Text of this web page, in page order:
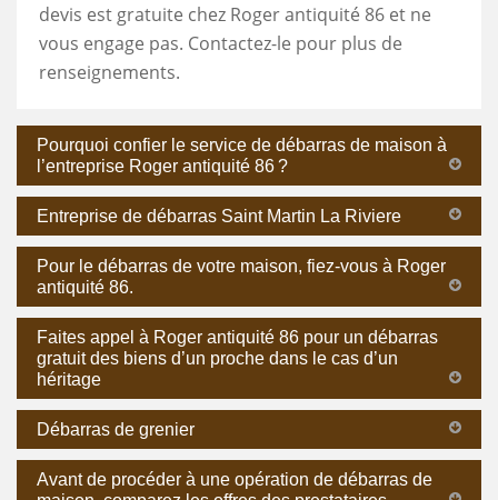
devis est gratuite chez Roger antiquité 86 et ne
vous engage pas. Contactez-le pour plus de
renseignements.
Pourquoi confier le service de débarras de maison à
l’entreprise Roger antiquité 86 ?
Entreprise de débarras Saint Martin La Riviere
Pour le débarras de votre maison, fiez-vous à Roger
antiquité 86.
Faites appel à Roger antiquité 86 pour un débarras
gratuit des biens d’un proche dans le cas d’un
héritage
Débarras de grenier
Avant de procéder à une opération de débarras de